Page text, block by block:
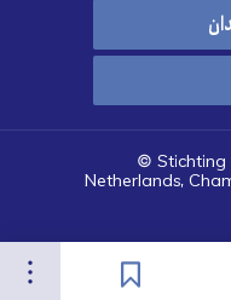
نشان‌گذاشته‌ها
© Stichting
Netherlands,